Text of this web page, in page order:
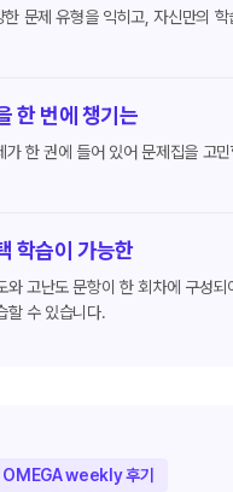
한 문제 유형을 익히고, 자신만의
한 번에 챙기는
가 한 권에 들어 있어 문제집을 고
학습이 가능한
와 고난도 문항이 한 회차에 구성되
할 수 있습니다.
OMEGA weekly 후기